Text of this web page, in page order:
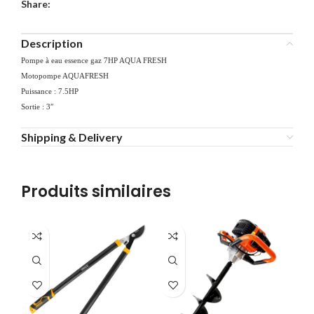
Share:
Description
Pompe à eau essence gaz 7HP AQUA FRESH
Motopompe AQUAFRESH
Puissance : 7.5HP
Sortie : 3″
Shipping & Delivery
Produits similaires